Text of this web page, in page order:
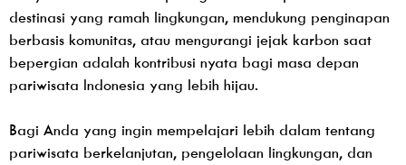
destinasi yang ramah lingkungan, mendukung penginapan
berbasis komunitas, atau mengurangi jejak karbon saat
bepergian adalah kontribusi nyata bagi masa depan
pariwisata Indonesia yang lebih hijau.
Bagi Anda yang ingin mempelajari lebih dalam tentang
pariwisata berkelanjutan, pengelolaan lingkungan, dan